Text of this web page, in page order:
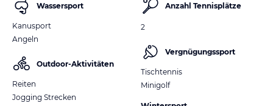
Wassersport
Kanusport
Angeln
Outdoor-Aktivitäten
Reiten
Jogging Strecken
Anzahl Tennisplätze
2
Vergnügungssport
Tischtennis
Minigolf